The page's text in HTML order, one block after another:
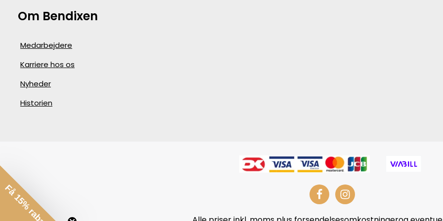
Om Bendixen
Medarbejdere
Karriere hos os
Nyheder
Historien
Få 15% rabat*